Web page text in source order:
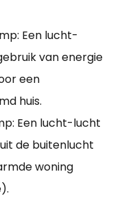
Een lucht-
van energie
een
huis.
Een lucht-lucht
de buitenlucht
woning